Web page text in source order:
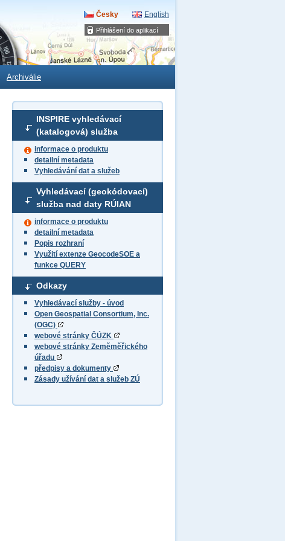
Přihlášení do aplikací
Česky English
Archiválie
INSPIRE vyhledávací
(katalogová) služba
informace o produktu
detailní metadata
Vyhledávání dat a služeb
Vyhledávací (geokódovací)
služba nad daty RÚIAN
informace o produktu
detailní metadata
Popis rozhraní
Využití extenze GeocodeSOE a
funkce QUERY
Odkazy
Vyhledávací služby - úvod
Open Geospatial Consortium, Inc.
(OGC)
webové stránky ČÚZK
webové stránky Zeměměřického
úřadu
předpisy a dokumenty
Zásady užívání dat a služeb ZÚ